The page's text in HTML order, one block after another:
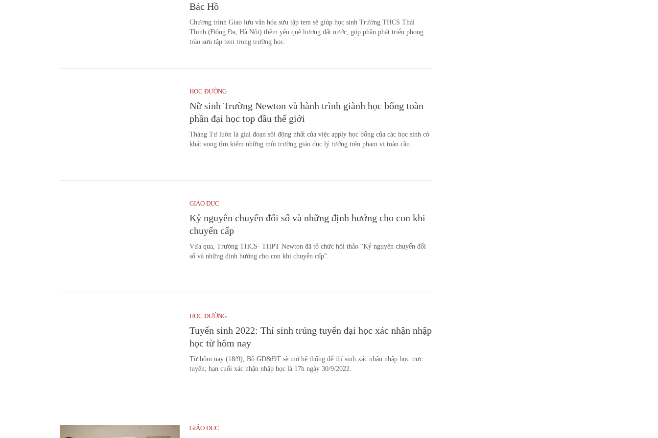
Bác Hồ
Chương trình Giao lưu văn hóa sưu tập tem sẽ giúp học sinh Trường THCS Thái
Thịnh (Đống Đa, Hà Nội) thêm yêu quê hương đất nước, góp phần phát triển phong
trào sưu tập tem trong trường học.
HỌC ĐƯỜNG
Nữ sinh Trường Newton và hành trình giành học bổng toàn
phần đại học top đầu thế giới
Tháng Tư luôn là giai đoạn sôi động nhất của việc apply học bổng của các học sinh có
khát vọng tìm kiếm những môi trường giáo dục lý tưởng trên phạm vi toàn cầu.
GIÁO DỤC
Kỷ nguyên chuyển đổi số và những định hướng cho con khi
chuyển cấp
Vừa qua, Trường THCS- THPT Newton đã tổ chức hội thảo “Kỷ nguyên chuyển đổi
số và những định hướng cho con khi chuyển cấp”.
HỌC ĐƯỜNG
Tuyển sinh 2022: Thí sinh trúng tuyển đại học xác nhận nhập
học từ hôm nay
Từ hôm nay (18/9), Bộ GD&ĐT sẽ mở hệ thống để thí sinh xác nhận nhập học trực
tuyến; hạn cuối xác nhận nhập học là 17h ngày 30/9/2022.
GIÁO DỤC